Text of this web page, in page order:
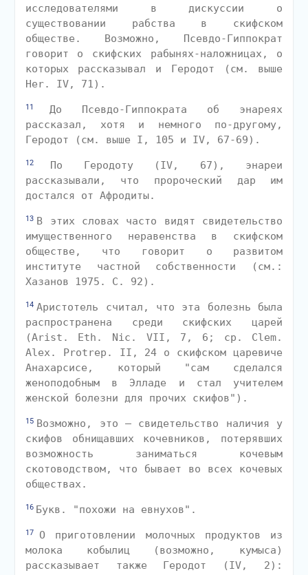
исследователями в дискуссии о
существовании рабства в скифском
обществе. Возможно, Псевдо-Гиппократ
говорит о скифских рабынях-наложницах, о
которых рассказывал и Геродот (см. выше
Her. IV, 71).
11
До Псевдо-Гиппократа об энареях
рассказал, хотя и немного по-другому,
Геродот (см. выше I, 105 и IV, 67-69).
12
По Геродоту (IV, 67), энареи
рассказывали, что пророческий дар им
достался от Афродиты.
13 В этих словах часто видят свидетельство
имущественного неравенства в скифском
обществе, что говорит о развитом
институте частной собственности (см.:
Хазанов 1975. С. 92).
14 Аристотель считал, что эта болезнь была
распространена среди скифских царей
(Arist. Eth. Nic. VII, 7, 6; ср. Clem.
Alex. Protrep. II, 24 о скифском царевиче
Анахарсисе, который "сам сделался
женоподобным в Элладе и стал учителем
женской болезни для прочих скифов").
15 Возможно, это — свидетельство наличия у
скифов обнищавших кочевников, потерявших
возможность заниматься кочевым
скотоводством, что бывает во всех кочевых
обществах.
16 Букв. "похожи на евнухов".
17
О приготовлении молочных продуктов из
молока кобылиц (возможно, кумыса)
рассказывает также Геродот (IV, 2):